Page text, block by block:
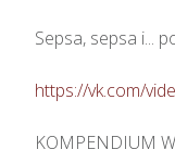
Sepsa, sepsa i...
https://vk.com/
KOMPENDIUM